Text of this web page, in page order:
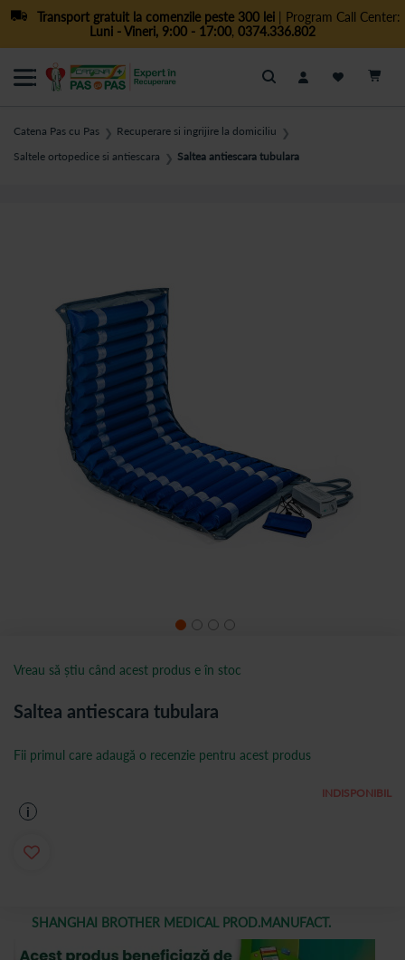
Transport gratuit la comenzile peste 300 lei| Program Call Center:
Luni - Vineri, 9:00 - 17:00, 0374.336.802
Cautare
Catena Pas cu Pas ❯ Recuperare si ingrijire la domiciliu ❯
Saltele ortopedice si antiescara ❯ Saltea antiescara tubulara
SHANGHAI BROTHER MEDICAL PROD.MANUFACT.
Saltea antiescara tubulara
INDISPONIBIL
Fii primul care adaugă o recenzie pentru acest produs
i
Vreau să știu când acest produs e în stoc